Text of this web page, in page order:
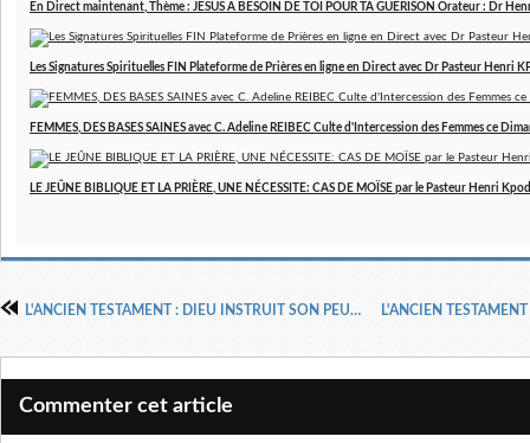
En Direct maintenant, Thème : JÉSUS A BESOIN DE TOI POUR TA GUÉRISON Orateur : Dr
Les Signatures Spirituelles FIN Plateforme de Prières en ligne en Direct avec Dr Pasteur Henri
FEMMES, DES BASES SAINES avec C. Adeline REIBEC Culte d'Intercession des Femmes ce
LE JEÛNE BIBLIQUE ET LA PRIÈRE, UNE NÉCESSITE: CAS DE MOÏSE par le Pasteur Henri
L'ANCIEN TESTAMENT : DIEU INSTRUIT SON PEUPLE V
Commenter cet article